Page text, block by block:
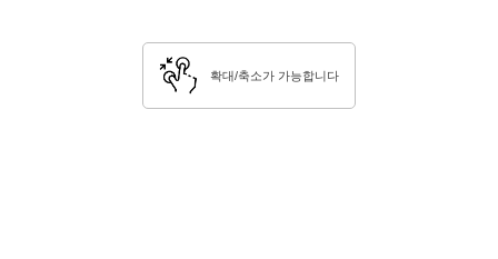
확대/축소가 가능합니다